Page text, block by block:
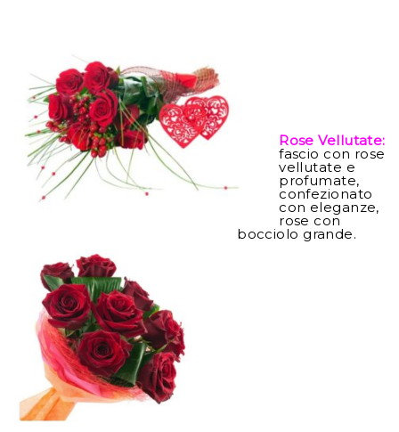
Rose Vellutate:
fascio con rose
vellutate e
profumate,
confezionato
con eleganze,
rose con
bocciolo grande.